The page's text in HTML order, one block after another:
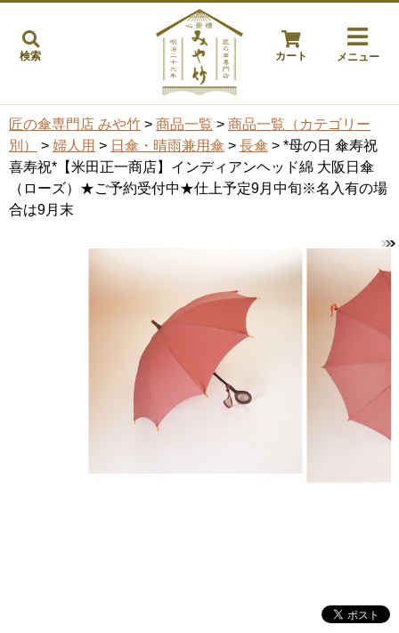
検索 カート メニュー
匠の傘専門店 みや竹 > 商品一覧 > 商品一覧（カテゴリー
別）
> 婦人用 > 日傘・晴雨兼用傘 > 長傘 > *母の日 傘寿祝
喜寿祝*【米田正一商店】インディアンヘッド綿 大阪日傘
（ローズ）★ご予約受付中★仕上予定9月中旬※名入有の場
合は9月末